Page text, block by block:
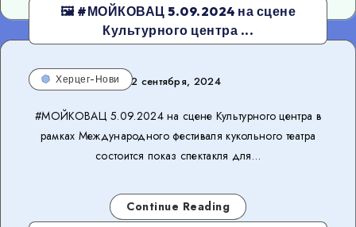
🖼 #МОЙКОВАЦ 5.09.2024 на сцене
Культурного центра ...
Херцег-Нови 2 сентября, 2024
#МОЙКОВАЦ 5.09.2024 на сцене Культурного центра в
рамках Международного фестиваля кукольного театра
состоится показ спектакля для…
Continue Reading